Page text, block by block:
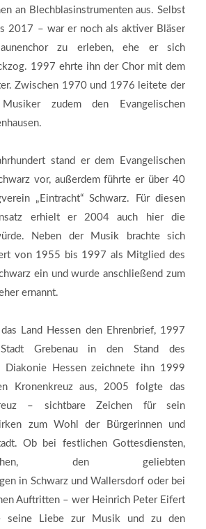
an Blechblasinstrumenten aus. Selbst
2017 – war er noch als aktiver Bläser
zu erleben, ehe er sich
1997 ehrte ihn der Chor mit dem
Zwischen 1970 und 1976 leitete der
Musiker zudem den Evangelischen
stand er dem Evangelischen
vor, außerdem führte er über 40
„Eintracht“ Schwarz. Für diesen
erhielt er 2004 auch hier die
Neben der Musik brachte sich
von 1955 bis 1997 als Mitglied des
ein und wurde anschließend zum
ernannt.
Land Hessen den Ehrenbrief, 1997
Grebenau in den Stand des
Diakonie Hessen zeichnete ihn 1999
Kronenkreuz aus, 2005 folgte das
– sichtbare Zeichen für sein
zum Wohl der Bürgerinnen und
Ob bei festlichen Gottesdiensten,
den geliebten
in Schwarz und Wallersdorf oder bei
Auftritten – wer Heinrich Peter Eifert
seine Liebe zur Musik und zu den